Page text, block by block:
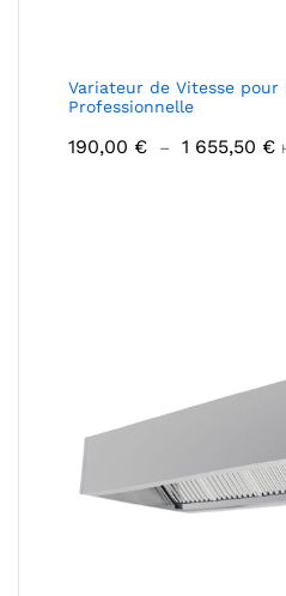
Variateur de Vitesse
Professionnelle
190,00 € – 1 655,50 €